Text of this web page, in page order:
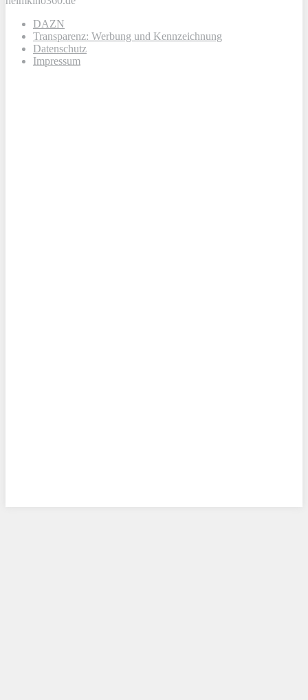
DAZN
Transparenz: Werbung und Kennzeichnung
Datenschutz
Impressum